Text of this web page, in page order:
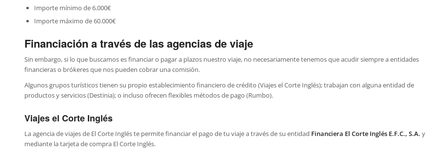
Importe mínimo de 6.000€
Importe máximo de 60.000€
Financiación a través de las agencias de viaje
Sin embargo, si lo que buscamos es financiar o pagar a plazos nuestro viaje, no necesariamente tenemos que acudir siempre a entidades
financieras o brókeres que nos pueden cobrar una comisión.
Algunos grupos turísticos tienen su propio establecimiento financiero de crédito (Viajes el Corte Inglés); trabajan con alguna entidad de
productos y servicios (Destinia); o incluso ofrecen flexibles métodos de pago (Rumbo).
Viajes el Corte Inglés
La agencia de viajes de El Corte Inglés te permite financiar el pago de tu viaje a través de su entidad Financiera El Corte Inglés E.F.C., S.A. y
mediante la tarjeta de compra El Corte Inglés.